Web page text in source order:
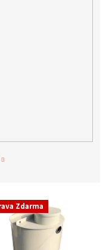
Zdarma